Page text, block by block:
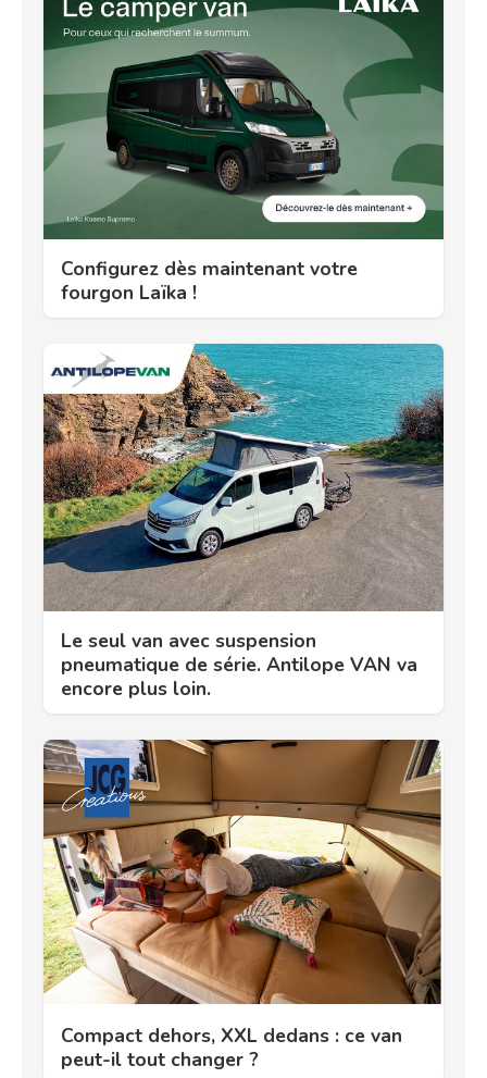
Configurez dès maintenant votre
fourgon Laïka !
Le seul van avec suspension
pneumatique de série. Antilope VAN va
encore plus loin.
Compact dehors, XXL dedans : ce van
peut-il tout changer ?